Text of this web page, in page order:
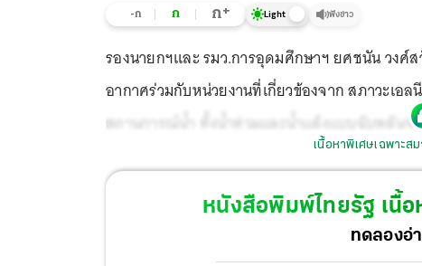
-ก ก ก+ Light ฟังข่าว
รองนายกฯและ รมว.การอุดมศึกษาฯ ยศชนัน วงศ์
อากาศร่วมกับหน่วยงานที่เกี่ยวข้องจาก สภาวะเอ
สถานการณ์น้ำ ทั้งน้ำท่วมและน้ำแล้งแบบฉับพลันจ
64 จังหวัด ในภาคเหนือ ภาคตะวันออกเฉียงเหนื
58 จังหวัด ในช่วงปลายฤดูฝน ที่น่ากังวลที่สุดมีอยู่
เนื้อหาพิเศษเฉพาะส
หนังสือพิมพ์ไทยรัฐ เนื้
ทดลองอ่